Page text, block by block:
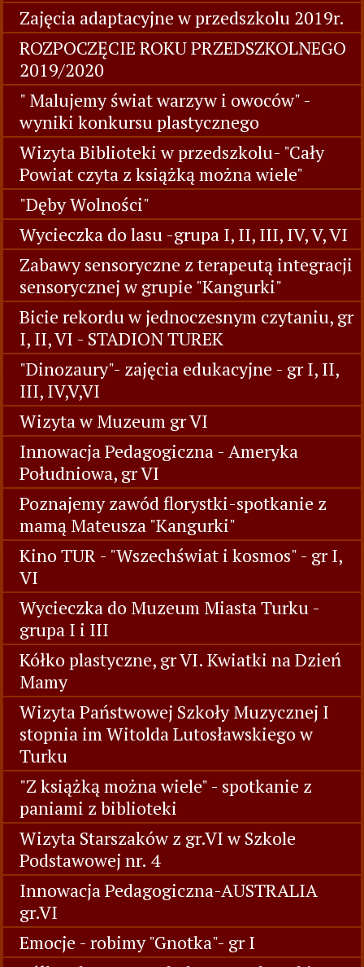
Zajęcia adaptacyjne w przedszkolu 2019r.
ROZPOCZĘCIE ROKU PRZEDSZKOLNEGO
2019/2020
" Malujemy świat warzyw i owoców" -
wyniki konkursu plastycznego
Wizyta Biblioteki w przedszkolu- "Cały
Powiat czyta z książką można wiele"
"Dęby Wolności"
Wycieczka do lasu -grupa I, II, III, IV, V, VI
Zabawy sensoryczne z terapeutą integracji
sensorycznej w grupie "Kangurki"
Bicie rekordu w jednoczesnym czytaniu, gr
I, II, VI - STADION TUREK
"Dinozaury"- zajęcia edukacyjne - gr I, II,
III, IV,V,VI
Wizyta w Muzeum gr VI
Innowacja Pedagogiczna - Ameryka
Południowa, gr VI
Poznajemy zawód florystki-spotkanie z
mamą Mateusza "Kangurki"
Kino TUR - "Wszechświat i kosmos" - gr I,
VI
Wycieczka do Muzeum Miasta Turku -
grupa I i III
Kółko plastyczne, gr VI. Kwiatki na Dzień
Mamy
Wizyta Państwowej Szkoły Muzycznej I
stopnia im Witolda Lutosławskiego w
Turku
"Z książką można wiele" - spotkanie z
paniami z biblioteki
Wizyta Starszaków z gr.VI w Szkole
Podstawowej nr. 4
Innowacja Pedagogiczna-AUSTRALIA
gr.VI
Emocje - robimy "Gnotka"- gr I